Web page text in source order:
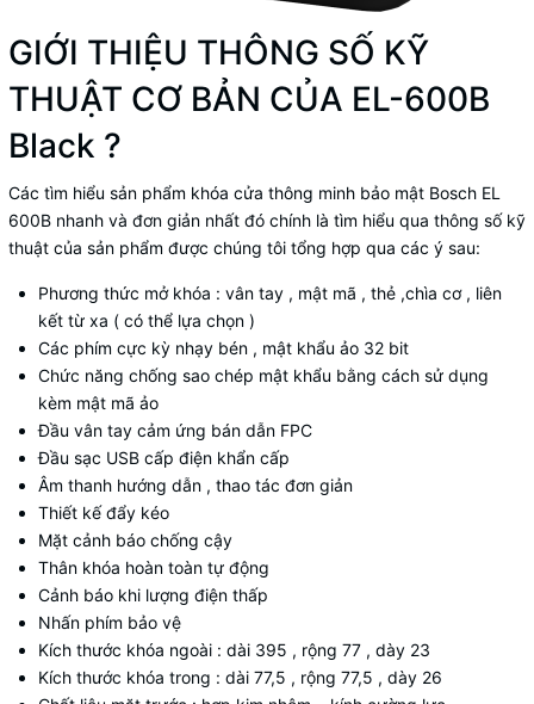
GIỚI THIỆU THÔNG SỐ KỸ
THUẬT CƠ BẢN CỦA EL-600B
Black ?
Các tìm hiểu sản phẩm khóa cửa thông minh bảo mật Bosch EL
600B nhanh và đơn giản nhất đó chính là tìm hiểu qua thông số kỹ
thuật của sản phẩm được chúng tôi tổng hợp qua các ý sau:
Phương thức mở khóa : vân tay , mật mã , thẻ ,chìa cơ , liên
kết từ xa ( có thể lựa chọn )
Các phím cực kỳ nhạy bén , mật khẩu ảo 32 bit
Chức năng chống sao chép mật khẩu bằng cách sử dụng
kèm mật mã ảo
Đầu vân tay cảm ứng bán dẫn FPC
Đầu sạc USB cấp điện khẩn cấp
Âm thanh hướng dẫn , thao tác đơn giản
Thiết kế đẩy kéo
Mặt cảnh báo chống cậy
Thân khóa hoàn toàn tự động
Cảnh báo khi lượng điện thấp
Nhấn phím bảo vệ
Kích thước khóa ngoài : dài 395 , rộng 77 , dày 23
Kích thước khóa trong : dài 77,5 , rộng 77,5 , dày 26